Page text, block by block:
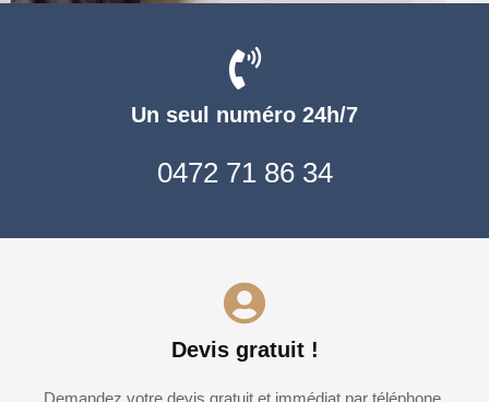
Un seul numéro 24h/7
0472 71 86 34
Devis gratuit !
Demandez votre devis gratuit et immédiat par téléphone,